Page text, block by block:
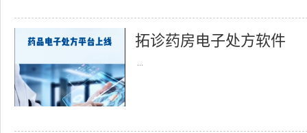
拓诊药房电子处方软件
...